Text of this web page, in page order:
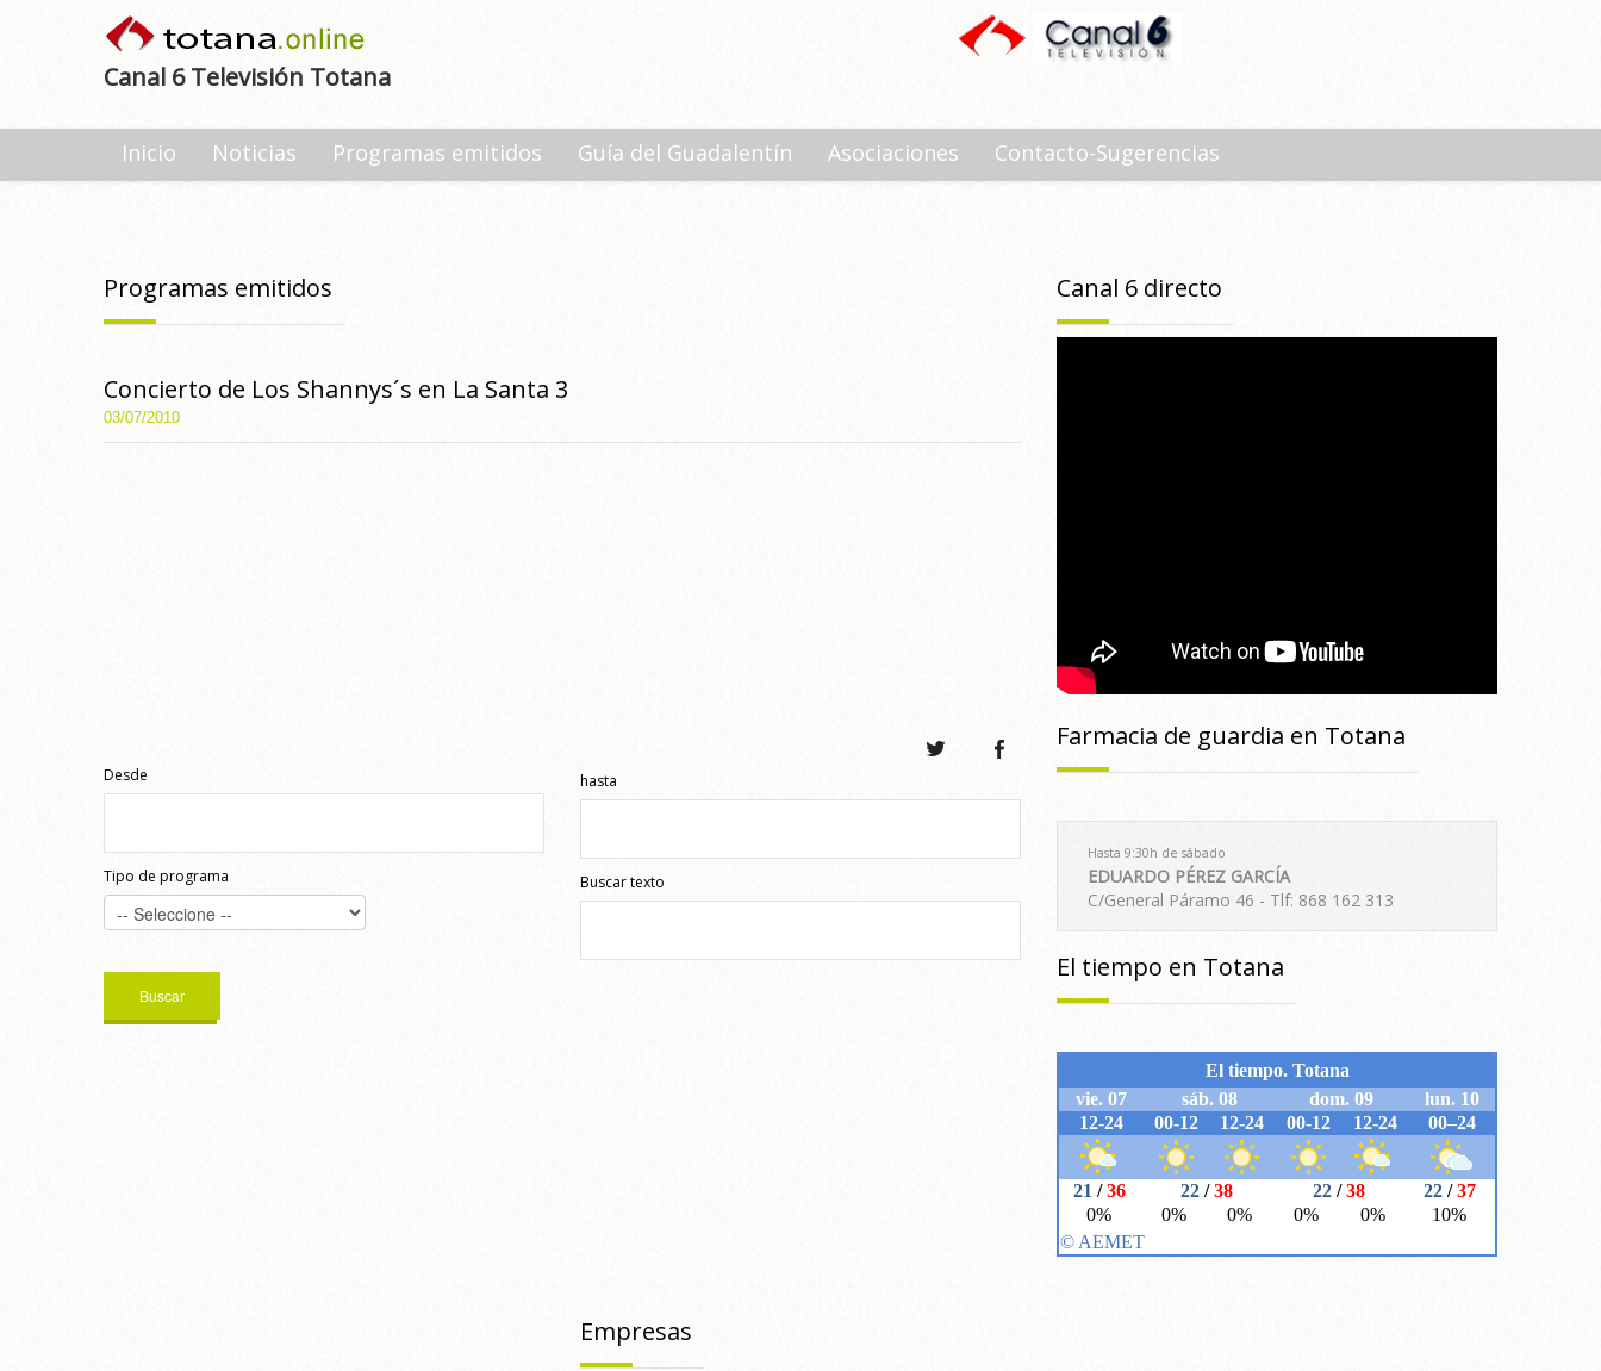
Canal 6 Televisión Totana
Inicio Noticias Programas emitidos Guía del Guadalentín Asociaciones Contacto-Sugerencias
Programas emitidos
Concierto de Los Shannys´s en La Santa 3
03/07/2010
Desde
Tipo de programa
hasta
Buscar texto
Canal 6 directo
Farmacia de guardia en Totana
Hasta 9:30h de sábado
EDUARDO PÉREZ GARCÍA
C/General Páramo 46 - Tlf: 868 162 313
El tiempo en Totana
Empresas